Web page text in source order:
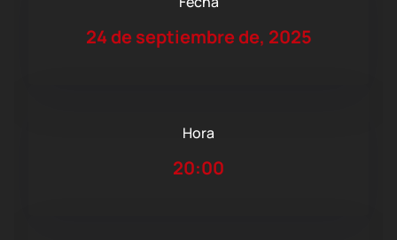
24 de septiembre de, 2025
Hora
20:00